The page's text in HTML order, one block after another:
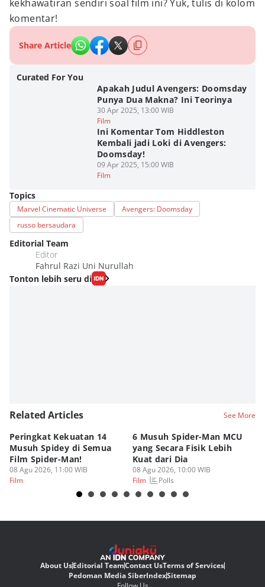
kekhawatiran sendiri soal film ini? Yuk, tulis di kolom
komentar!
Share Article
Curated For You
Apakah Judul Avengers: Doomsday
Punya Dua Makna? Ini Teorinya
30 Apr 2025, 13:00 WIB
Film
Ini Komentar Tom Hiddleston
Kembali jadi Loki di Avengers:
Doomsday!
09 Apr 2025, 15:00 WIB
Film
Topics
Marvel Cinematic Universe
Avengers: Doomsday
russo bersaudara
Editorial Team
Editor
Fahrul Razi Uni Nurullah
Tonton lebih seru di
Related Articles See More
Peringkat Kekuatan 14
Musuh Spidey di Semua
Film Spider-Man!
08 Agu 2026, 11:00 WIB
Film
6 Musuh Spider-Man MCU
yang Secara Fisik Lebih
Kuat dari Dia
08 Agu 2026, 10:00 WIB
Film
Polls
About UsEditorial TeamContact UsTerms of Services
Pedoman Media SiberIndexSitemap